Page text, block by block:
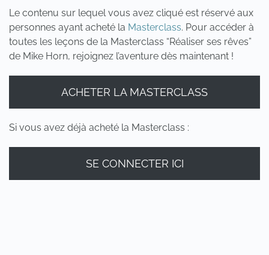
Le contenu sur lequel vous avez cliqué est réservé aux
personnes ayant acheté la Masterclass. Pour accéder à
toutes les leçons de la Masterclass “Réaliser ses rêves”
de Mike Horn, rejoignez l’aventure dès maintenant !
ACHETER LA MASTERCLASS
Si vous avez déjà acheté la Masterclass :
SE CONNECTER ICI